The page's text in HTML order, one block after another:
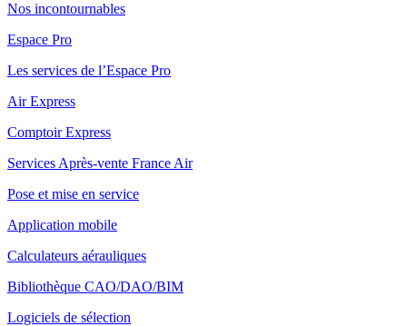
Nos incontournables
Espace Pro
Les services de l’Espace Pro
Air Express
Comptoir Express
Services Après-vente France Air
Pose et mise en service
Application mobile
Calculateurs aérauliques
Bibliothèque CAO/DAO/BIM
Logiciels de sélection